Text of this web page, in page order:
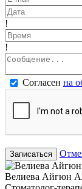
!
!
Согласен на
Записаться
Велиева Айгюн